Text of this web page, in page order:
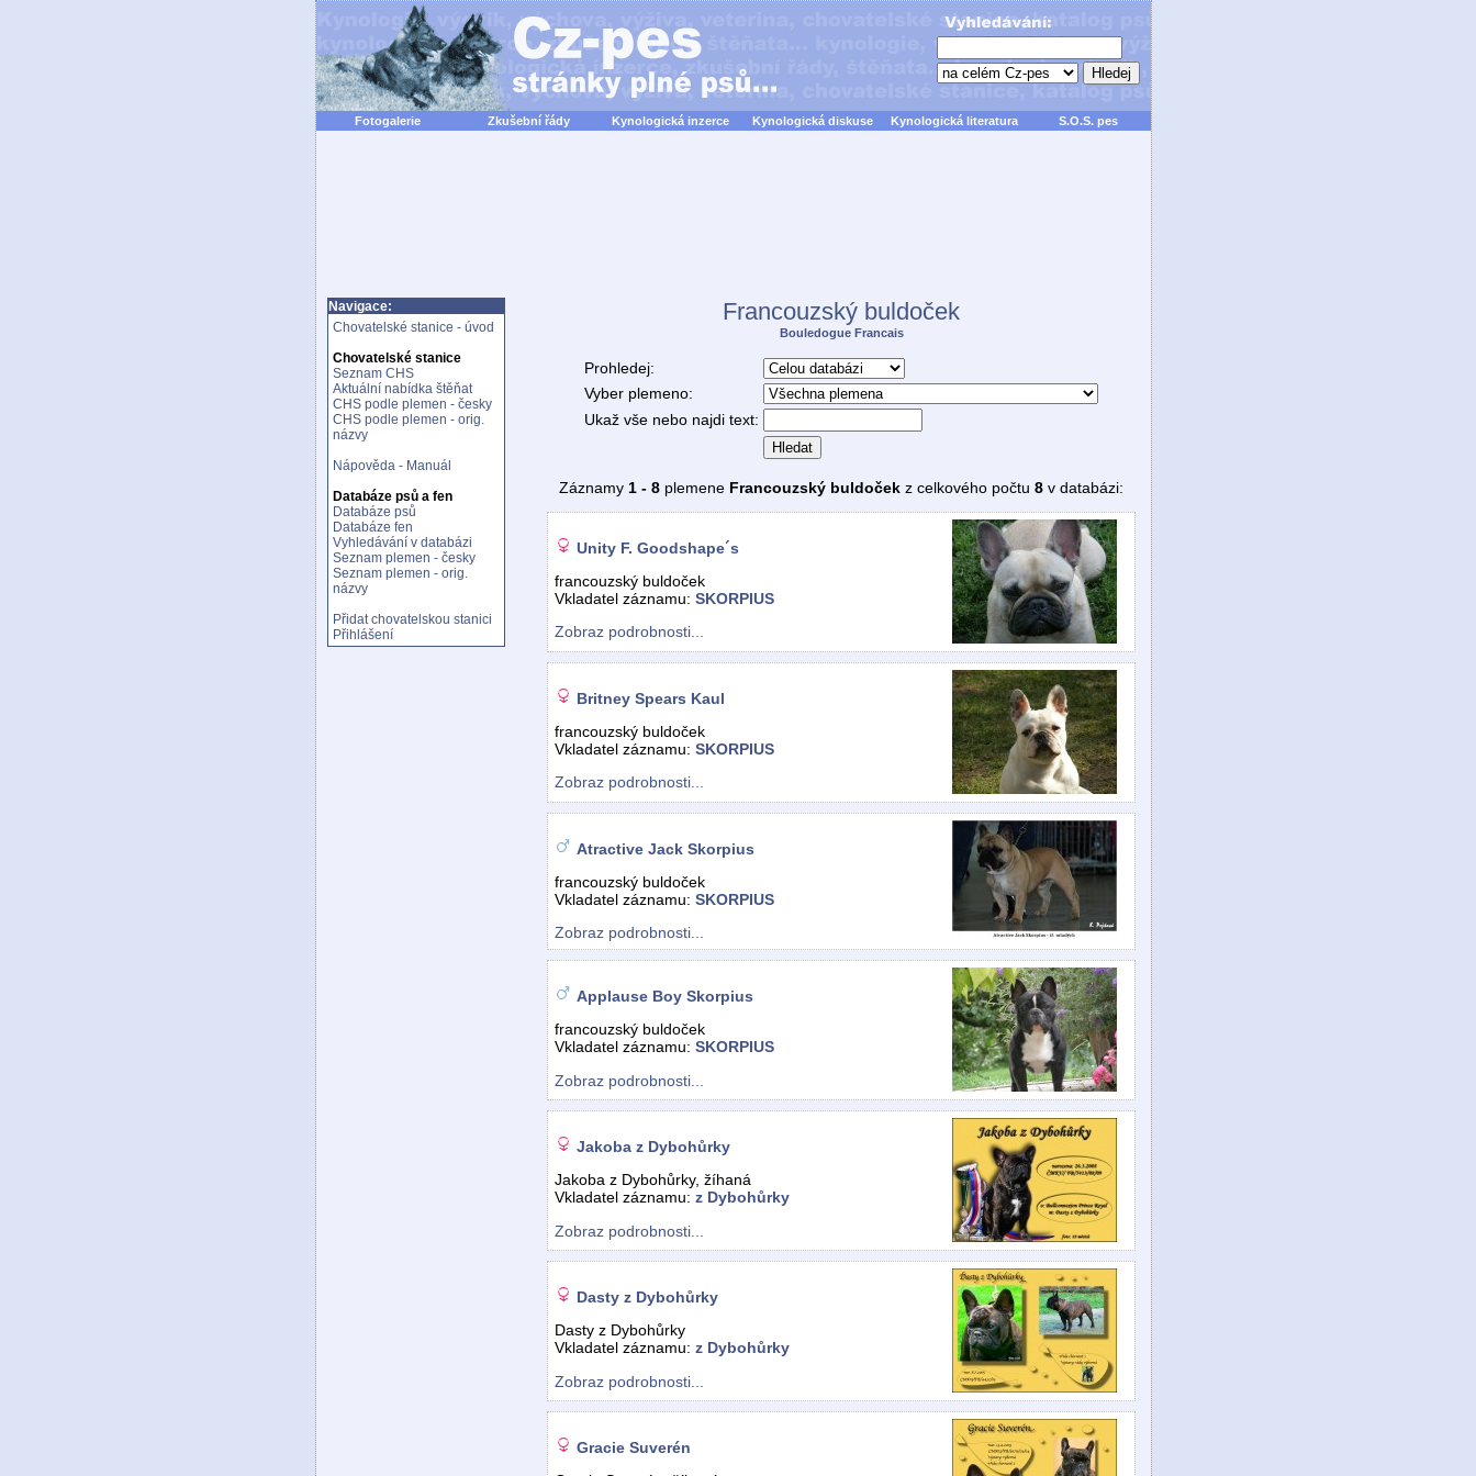
Fotogalerie Zkušební řády Kynologická inzerce Kynologická diskuse Kynologická literatura S.O.S. pes
Navigace:
Chovatelské stanice - úvod
Chovatelské stanice
Seznam CHS
Aktuální nabídka štěňat
CHS podle plemen - česky
CHS podle plemen - orig.
názvy
Nápověda - Manuál
Databáze psů a fen
Databáze psů
Databáze fen
Vyhledávání v databázi
Seznam plemen - česky
Seznam plemen - orig.
názvy
Přidat chovatelskou stanici
Přihlášení
Francouzský buldoček
Bouledogue Francais
Prohledej:
Vyber plemeno:
Ukaž vše nebo najdi text:
Hledat
Záznamy 1 - 8 plemene Francouzský buldoček z celkového počtu 8 v databázi:
Unity F. Goodshape´s
francouzský buldoček
Vkladatel záznamu: SKORPIUS
Zobraz podrobnosti...
Britney Spears Kaul
francouzský buldoček
Vkladatel záznamu: SKORPIUS
Zobraz podrobnosti...
Atractive Jack Skorpius
francouzský buldoček
Vkladatel záznamu: SKORPIUS
Zobraz podrobnosti...
Applause Boy Skorpius
francouzský buldoček
Vkladatel záznamu: SKORPIUS
Zobraz podrobnosti...
Jakoba z Dybohůrky
Jakoba z Dybohůrky, žíhaná
Vkladatel záznamu: z Dybohůrky
Zobraz podrobnosti...
Dasty z Dybohůrky
Dasty z Dybohůrky
Vkladatel záznamu: z Dybohůrky
Zobraz podrobnosti...
Gracie Suverén